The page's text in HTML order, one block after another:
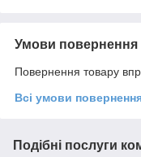
Умови повернення
Повернення товару
Всі умови
Подібні послуги